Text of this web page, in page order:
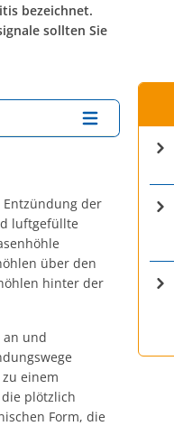
bezeichnet.
sollten Sie
der
luftgefüllte
über den
hinter der
an und
einem
plötzlich
Form, die